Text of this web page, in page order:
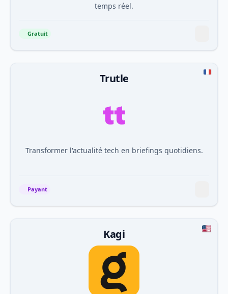
temps réel.
Gratuit
Trutle
Transformer l'actualité tech en briefings quotidiens.
Payant
Kagi